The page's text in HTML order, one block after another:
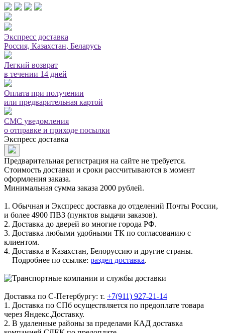
Экспресс доставка
Россия, Казахстан, Беларусь
Легкий возврат
в течении 14 дней
Оплата при получении
или предварительная картой
СМС уведомления
о отправке и приходе посылки
Экспресс доставка
Предварительная регистрация на сайте не требуется.
Стоимость доставки и сроки рассчитываются в момент
оформления заказа.
Минимальная сумма заказа 2000 рублей.
1. Обычная и Экспресс доставка до отделений Почты России,
и более 4900 ПВЗ (пунктов выдачи заказов).
2. Доставка до дверей во многие города РФ.
3. Доставка любыми удобными ТК по согласованию с
клиентом.
4. Доставка в Казахстан, Белоруссию и другие страны.
Подробнее по ссылке: раздел доставка.
Доставка по С-Петербургу: т. +7(911) 927-21-14
1. Доставка по СПб осуществляется по предоплате товара
через Яндекс.Доставку.
2. В удаленные районы за пределами КАД доставка